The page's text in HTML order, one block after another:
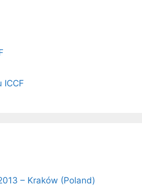
ICCF
– Kraków (Poland)